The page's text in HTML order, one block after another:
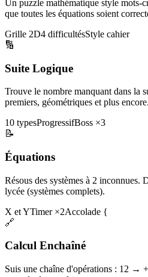
Un puzzle mathématique style mots-
que toutes les équations soient
Grille 2D4 difficultésStyle cahier
🔢
Suite Logique
Trouve le nombre manquant dans la
premiers, géométriques et plus encore.
10 typesProgressifBoss ×3
📝
Équations
Résous des systèmes à 2 inconnues.
lycée (systèmes complets).
X et YTimer ×2Accolade {
🔗
Calcul Enchaîné
Suis une chaîne d'opérations : 12